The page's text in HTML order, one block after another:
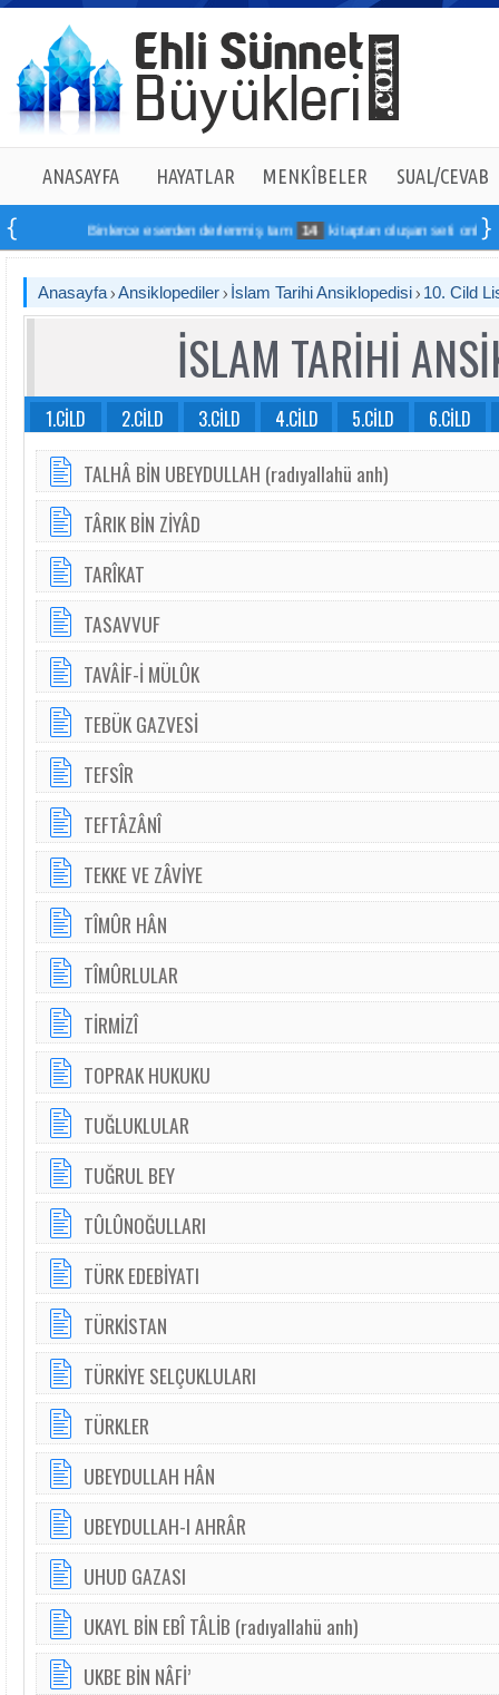
ANASAYFA HAYATLAR MENKÎBELER SUAL/CEVAB
Binlerce eserden derlenmiş tam 14 kitaptan oluşan seti online
Anasayfa Ansiklopediler İslam Tarihi Ansiklopedisi 10. Cild
İSLAM TARİHİ
1.CİLD 2.CİLD 3.CİLD 4.CİLD 5.CİLD 6.CİLD
TALHÂ BİN UBEYDULLAH (radıyallahü anh)
TÂRIK BİN ZİYÂD
TARÎKAT
TASAVVUF
TAVÂİF-İ MÜLÛK
TEBÜK GAZVESİ
TEFSÎR
TEFTÂZÂNÎ
TEKKE VE ZÂVİYE
TÎMÛR HÂN
TÎMÛRLULAR
TİRMİZÎ
TOPRAK HUKUKU
TUĞLUKLULAR
TUĞRUL BEY
TÛLÛNOĞULLARI
TÜRK EDEBİYATI
TÜRKİSTAN
TÜRKİYE SELÇUKLULARI
TÜRKLER
UBEYDULLAH HÂN
UBEYDULLAH-I AHRÂR
UHUD GAZASI
UKAYL BİN EBÎ TÂLİB (radıyallahü anh)
UKBE BİN NÂFİ’